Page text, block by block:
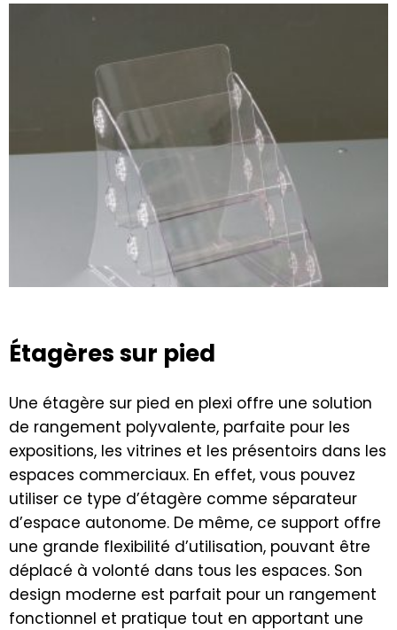
Étagères sur pied
Une étagère sur pied en plexi offre une solution
de rangement polyvalente, parfaite pour les
expositions, les vitrines et les présentoirs dans les
espaces commerciaux. En effet, vous pouvez
utiliser ce type d’étagère comme séparateur
d’espace autonome. De même, ce support offre
une grande flexibilité d’utilisation, pouvant être
déplacé à volonté dans tous les espaces. Son
design moderne est parfait pour un rangement
fonctionnel et pratique tout en apportant une